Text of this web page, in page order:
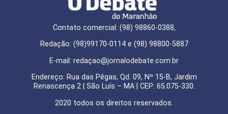
Contato comercial: (98) 98860-0388,
Redação: (98)99170-0114 e (98) 98800-5887
E-mail: redaçao@jornalodebate.com.br
Endereço: Rua das Pêgas, Qd. 09, Nº 15-B, Jardim
Renascença 2 | São Luís – MA | CEP: 65.075-330.
2020 todos os direitos reservados.